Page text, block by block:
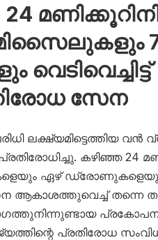
മിസൈലുകളും
സേന
ലക്ഷ്യമിട്ടെത്തിയ
കഴിഞ്ഞ 24
ഏഴ്
ആകാശത്തുവെച്ച് തന്നെ
പ്രതിരോധ